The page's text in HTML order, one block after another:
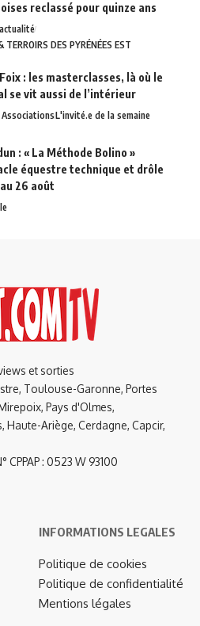
reclassé pour quinze ans
TERROIRS DES PYRÉNÉES EST
Foix : les masterclasses, là où le
se vit aussi de l’intérieur
AssociationsL'invité.e de la semaine
: « La Méthode Bolino »
équestre technique et drôle
au 26 août
et sorties
Toulouse-Garonne, Portes
Pays d'Olmes,
Haute-Ariège, Cerdagne, Capcir,
CPPAP : 0523 W 93100
INFORMATIONS LEGALES
Politique de cookies
Politique de confidentialité
Mentions légales